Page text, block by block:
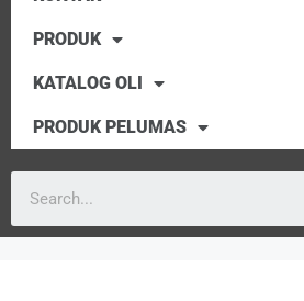
PRODUK
KATALOG OLI
PRODUK PELUMAS